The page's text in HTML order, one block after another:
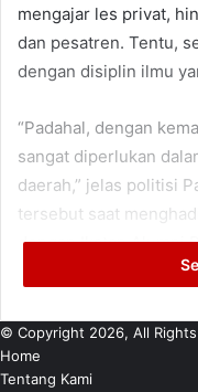
mengajar les privat,
dan pesatren. Tentu,
dengan disiplin ilmu
“Padahal, dengan
sangat diperlukan
daerah,” jelas politisi
tersebut saat
dengan Ikatan Alumni
Senin (14/10/2025), di
Dalam kesempatan itu,
Rahmat Nur,
© Copyright 2026, All
Home
Tentang Kami